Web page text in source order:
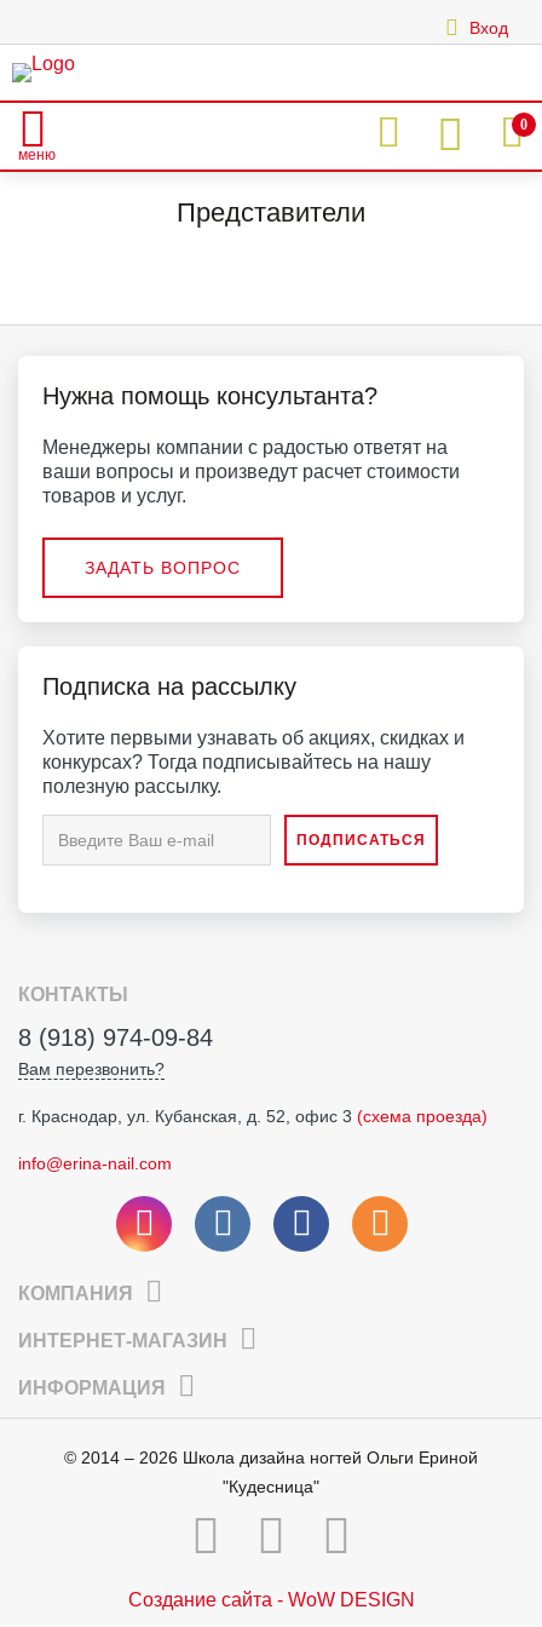
Вход
меню
0
Представители
Нужна помощь консультанта?
Менеджеры компании с радостью ответят на
ваши вопросы и произведут расчет стоимости
товаров и услуг.
ЗАДАТЬ ВОПРОС
Подписка на рассылку
Хотите первыми узнавать об акциях, скидках и
конкурсах? Тогда подписывайтесь на нашу
полезную рассылку.
КОНТАКТЫ
8 (918) 974-09-84
Вам перезвонить?
г. Краснодар, ул. Кубанская, д. 52, офис 3 (схема проезда)
info@erina-nail.com
КОМПАНИЯ
ИНТЕРНЕТ-МАГАЗИН
ИНФОРМАЦИЯ
© 2014 – 2026 Школа дизайна ногтей Ольги Ериной
"Кудесница"
Создание сайта - WoW DESIGN